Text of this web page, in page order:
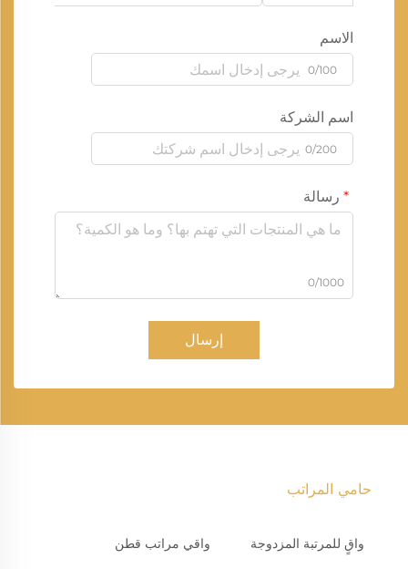
الاسم
0/100
اسم الشركة
0/200
رسالة
0/1000
إرسال
حامي المراتب
واقٍ للمرتبة المزدوجة واقي مراتب قطن